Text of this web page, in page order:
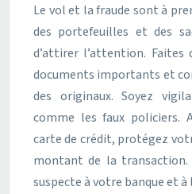
Le vol et la fraude sont à
des portefeuilles et des
d’attirer l’attention. Faites
documents importants et
des originaux. Soyez
comme les faux policiers.
carte de crédit, protégez
montant de la
suspecte à votre banque et à